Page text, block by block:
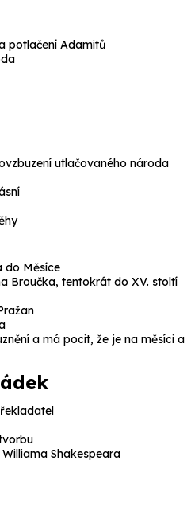
potlačení Adamitů
utlačovaného národa
do Měsíce
Broučka, tentokrát do XV. stoltí
a má pocit, že je na měsíci a
Williama Shakespeara